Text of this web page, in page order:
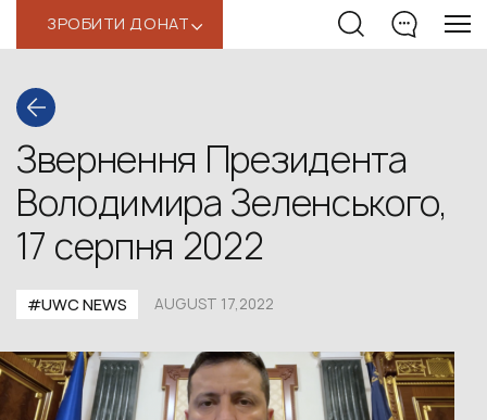
ЗРОБИТИ ДОНАТ‹
Звернення Президента
Володимира Зеленського,
17 серпня 2022
#UWС NEWS AUGUST 17,2022